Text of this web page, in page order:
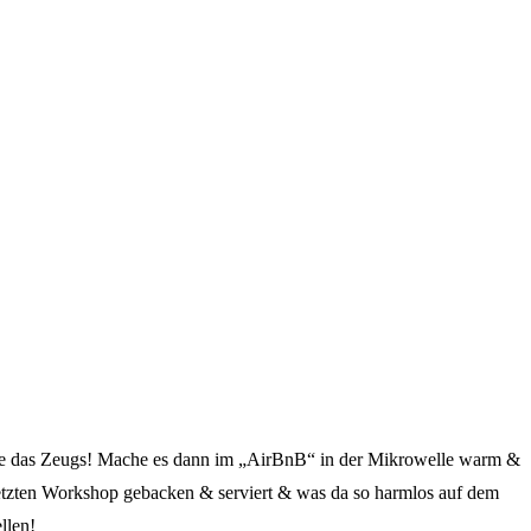
das Zeugs! Mache es dann im „AirBnB“ in der Mikrowelle warm &
Workshop gebacken & serviert & was da so harmlos auf dem